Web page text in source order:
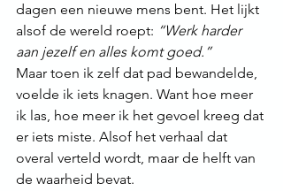
dagen een nieuwe mens bent. Het lijkt
alsof de wereld roept: “Werk harder
aan jezelf en alles komt goed.”
Maar toen ik zelf dat pad bewandelde,
voelde ik iets knagen. Want hoe meer
ik las, hoe meer ik het gevoel kreeg dat
er iets miste. Alsof het verhaal dat
overal verteld wordt, maar de helft van
de waarheid bevat.